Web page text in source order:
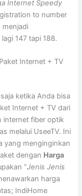
Internet Speedy
to number
147 tapi 188.
Internet + TV
ketika Anda bisa
Internet + TV dari
internet fiber optik
melalui UseeTV. Ini
yang menginginkan
dengan Harga
“Jenis Jenis
harga
IndiHome